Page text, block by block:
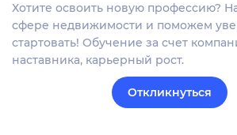
Хотите освоить новую профессию?
сфере недвижимости и поможем
стартовать! Обучение за счет
наставника, карьерный рост.
Откликнуться